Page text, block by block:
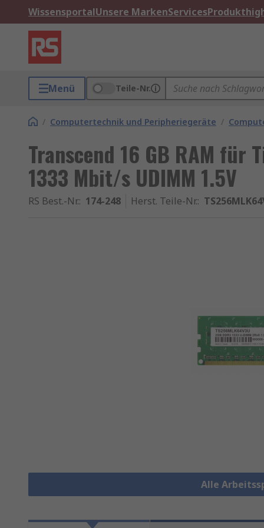
WissensportalUnsere MarkenServices
Menü Teile-Nr.
/ Computertechnik und Peripheriegeräte /
Transcend 16 GB RAM für
1333 Mbit/s UDIMM 1.5V
RS Best.-Nr.: 174-248 Herst. Teile-Nr.:
Alle